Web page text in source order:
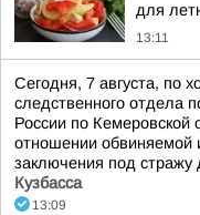
для
13:11
Сегодня, 7 августа, по
следственного отдела
России по Кемеровской
отношении обвиняемой
заключения под стражу
Кузбасса
13:09